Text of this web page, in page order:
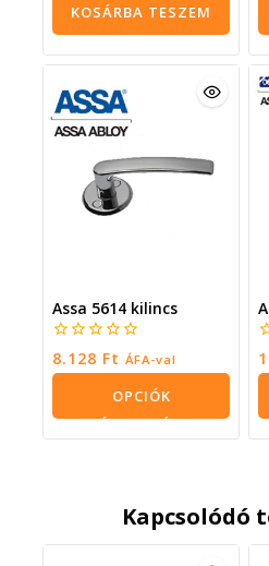
KOSÁRBA TESZEM
Assa 5614 kilincs
0
5
8.128 Ft ÁFA-val
OPCIÓK
VÁLASZTÁSA
0
5
Kapcsolódó